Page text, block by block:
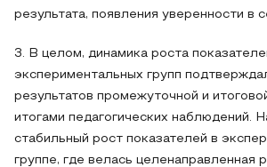
результата, появления уверенности в
3. В целом, динамика роста
экспериментальных групп
результатов промежуточной и
итогами педагогических наблюдений.
стабильный рост показателей в
группе, где велась целенаправленная